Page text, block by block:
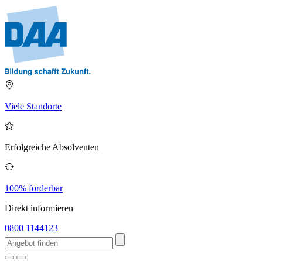
Viele Standorte
Erfolgreiche Absolventen
100% förderbar
Direkt informieren
0800 1144123